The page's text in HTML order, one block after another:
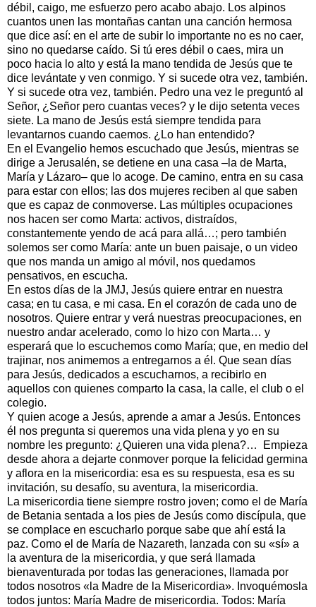
débil, caigo, me esfuerzo pero acabo abajo. Los alpinos
cuantos unen las montañas cantan una canción hermosa
que dice así: en el arte de subir lo importante no es no caer,
sino no quedarse caído. Si tú eres débil o caes, mira un
poco hacia lo alto y está la mano tendida de Jesús que te
dice levántate y ven conmigo. Y si sucede otra vez, también.
Y si sucede otra vez, también. Pedro una vez le preguntó al
Señor, ¿Señor pero cuantas veces? y le dijo setenta veces
siete. La mano de Jesús está siempre tendida para
levantarnos cuando caemos. ¿Lo han entendido?
En el Evangelio hemos escuchado que Jesús, mientras se
dirige a Jerusalén, se detiene en una casa –la de Marta,
María y Lázaro– que lo acoge. De camino, entra en su casa
para estar con ellos; las dos mujeres reciben al que saben
que es capaz de conmoverse. Las múltiples ocupaciones
nos hacen ser como Marta: activos, distraídos,
constantemente yendo de acá para allá…; pero también
solemos ser como María: ante un buen paisaje, o un video
que nos manda un amigo al móvil, nos quedamos
pensativos, en escucha.
En estos días de la JMJ, Jesús quiere entrar en nuestra
casa; en tu casa, e mi casa. En el corazón de cada uno de
nosotros. Quiere entrar y verá nuestras preocupaciones, en
nuestro andar acelerado, como lo hizo con Marta… y
esperará que lo escuchemos como María; que, en medio del
trajinar, nos animemos a entregarnos a él. Que sean días
para Jesús, dedicados a escucharnos, a recibirlo en
aquellos con quienes comparto la casa, la calle, el club o el
colegio.
Y quien acoge a Jesús, aprende a amar a Jesús. Entonces
él nos pregunta si queremos una vida plena y yo en su
nombre les pregunto: ¿Quieren una vida plena?… Empieza
desde ahora a dejarte conmover porque la felicidad germina
y aflora en la misericordia: esa es su respuesta, esa es su
invitación, su desafío, su aventura, la misericordia.
La misericordia tiene siempre rostro joven; como el de María
de Betania sentada a los pies de Jesús como discípula, que
se complace en escucharlo porque sabe que ahí está la
paz. Como el de María de Nazareth, lanzada con su «sí» a
la aventura de la misericordia, y que será llamada
bienaventurada por todas las generaciones, llamada por
todos nosotros «la Madre de la Misericordia». Invoquémosla
todos juntos: María Madre de misericordia. Todos: María